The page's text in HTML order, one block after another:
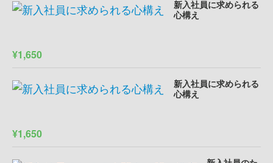
新入社員に求められる
心構え
¥1,650
新入社員に求められる
心構え
¥1,650